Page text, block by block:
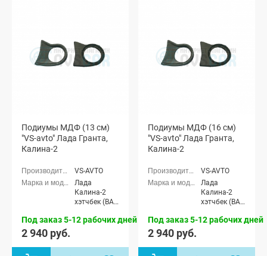
Подиумы МДФ (13 см)
"VS-avto" Лада Гранта,
Калина-2
VS-AVTO
Лада
Калина-2
хэтчбек (ВАЗ
Калина-2
Лада Гранта
Под заказ 5-12 рабочих дней
2 940 руб.
Подиумы МДФ (16 см)
"VS-avto" Лада Гранта,
Калина-2
VS-AVTO
Лада
Калина-2
хэтчбек (ВАЗ
Калина-2
Лада Гранта
Под заказ 5-12 рабочих дней
2 940 руб.